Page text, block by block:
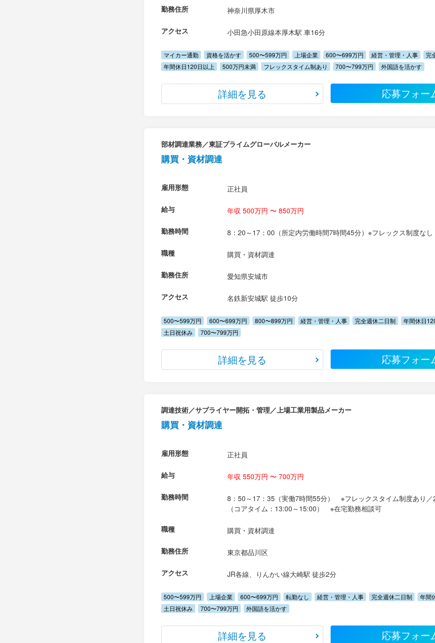
勤務住所 神奈川県厚木市
アクセス 小田急小田原線本厚木駅 車16分
マイカー通勤 資格を活かす 500〜599万円 上場企業 600〜699万円 経営・管理・人事
完
年間休日120日以上
500万円未満 フレックスタイム制あり 700〜799万円 外国語を活かす
詳細を見る 応募フォー
部材調達業務／東証プライムグローバルメーカー
購買・資材調達
雇用形態 正社員
給与 年収 500万円 〜 850万円
勤務時間 8：20～17：00（所定内労働時間7時間45分）※フレックス制度なし
職種 購買・資材調達
勤務住所 愛知県安城市
アクセス 名鉄新安城駅 徒歩10分
500〜599万円 600〜699万円 800〜899万円 経営・管理・人事 完全週休二日制
年間休日
土日祝休み
700〜799万円
詳細を見る 応募フォー
調達技術／サプライヤー開拓・管理／上場工業用製品メーカー
購買・資材調達
雇用形態 正社員
給与 年収 550万円 〜 700万円
勤務時間
8：50～17：35（実働7時間55分） ※フレックスタイム制度あり／
（コアタイム：13:00～15:00） ※在宅勤務相談可
職種 購買・資材調達
勤務住所 東京都品川区
アクセス JR各線、りんかい線大崎駅 徒歩2分
500〜599万円 上場企業 600〜699万円 転勤なし 経営・管理・人事 完全週休二日制
年間
土日祝休み
700〜799万円 外国語を活かす
詳細を見る 応募フォー